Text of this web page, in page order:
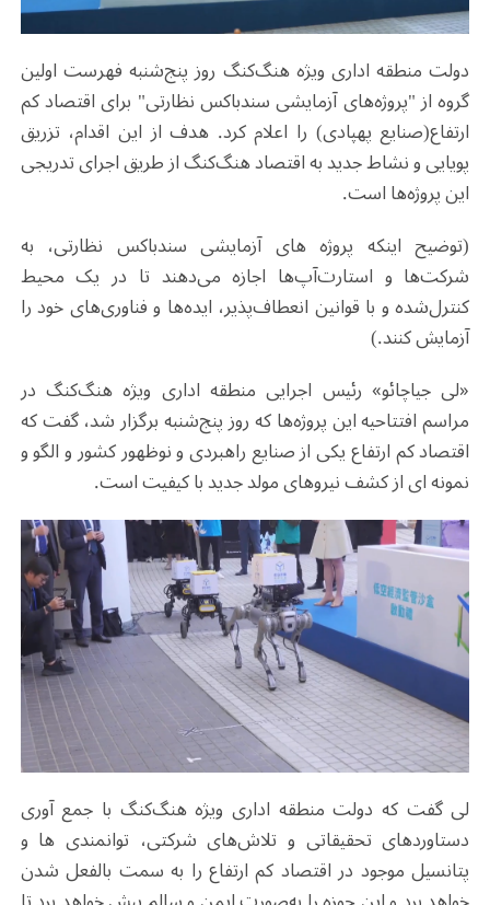
دولت منطقه اداری ویژه هنگ‌کنگ روز پنج‌شنبه فهرست اولین
گروه از "پروژه‌های آزمایشی سندباکس نظارتی" برای اقتصاد کم
ارتفاع(صنایع پهپادی) را اعلام کرد. هدف از این اقدام، تزریق
پویایی و نشاط جدید به اقتصاد هنگ‌کنگ از طریق اجرای تدریجی
این پروژه‌ها است.
(توضیح اینکه پروژه های آزمایشی سندباکس نظارتی، به
شرکت‌ها و استارت‌آپ‌ها اجازه می‌دهند تا در یک محیط
کنترل‌شده و با قوانین انعطاف‌پذیر، ایده‌ها و فناوری‌های خود را
آزمایش کنند.)
«لی جیاچائو» رئیس اجرایی منطقه اداری ویژه هنگ‌کنگ در
مراسم افتتاحیه این پروژه‌ها که روز پنج‌شنبه برگزار شد، گفت که
اقتصاد کم ارتفاع یکی از صنایع راهبردی و نوظهور کشور و الگو و
نمونه ای از کشف نیروهای مولد جدید با کیفیت است.
لی گفت که دولت منطقه اداری ویژه هنگ‌کنگ با جمع آوری
دستاوردهای تحقیقاتی و تلاش‌های شرکتی، توانمندی ها و
پتانسیل موجود در اقتصاد کم ارتفاع را به سمت بالفعل شدن